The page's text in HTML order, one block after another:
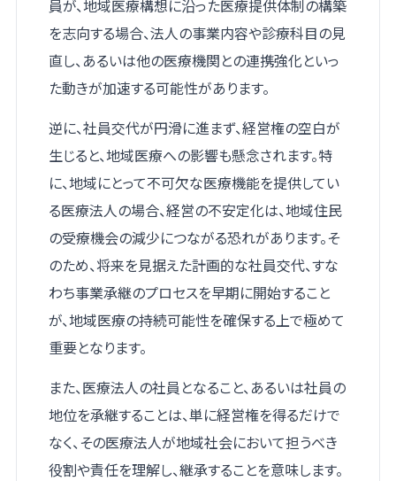
員が、地域医療構想に沿った医療提供体制の構築
を志向する場合、法人の事業内容や診療科目の見
直し、あるいは他の医療機関との連携強化といっ
た動きが加速する可能性があります。
逆に、社員交代が円滑に進まず、経営権の空白が
生じると、地域医療への影響も懸念されます。特
に、地域にとって不可欠な医療機能を提供してい
る医療法人の場合、経営の不安定化は、地域住民
の受療機会の減少につながる恐れがあります。そ
のため、将来を見据えた計画的な社員交代、すな
わち事業承継のプロセスを早期に開始すること
が、地域医療の持続可能性を確保する上で極めて
重要となります。
また、医療法人の社員となること、あるいは社員の
地位を承継することは、単に経営権を得るだけで
なく、その医療法人が地域社会において担うべき
役割や責任を理解し、継承することを意味します。